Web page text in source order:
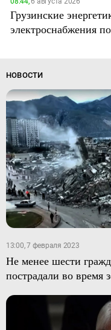
Грузинские
электроснабжения
НОВОСТИ
13:00, 7 февраля 2023
Не менее шести
пострадали во время